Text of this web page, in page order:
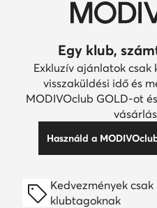
Egy klub,
Exkluzív ajánlatok
visszaküldési idő és
MODIVOclub GOLD-ot
Használd a
Kedvezmények csak
klubtagoknak